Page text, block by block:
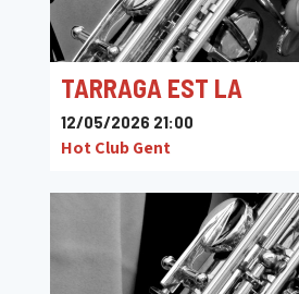
TARRAGA EST LA
12/05/2026 21:00
Hot Club Gent